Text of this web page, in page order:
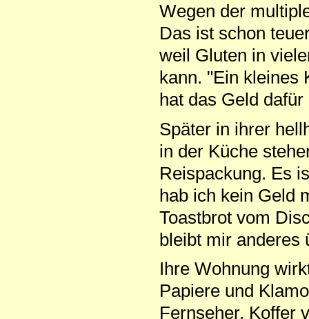
Wegen der
Das ist schon
weil Gluten in
kann. "Ein kleines
hat das Geld
Später in ihrer
in der Küche
Reispackung. Es
hab ich kein Geld
Toastbrot vom
bleibt mir anderes
Ihre Wohnung
Papiere und
Fernseher, Koffer